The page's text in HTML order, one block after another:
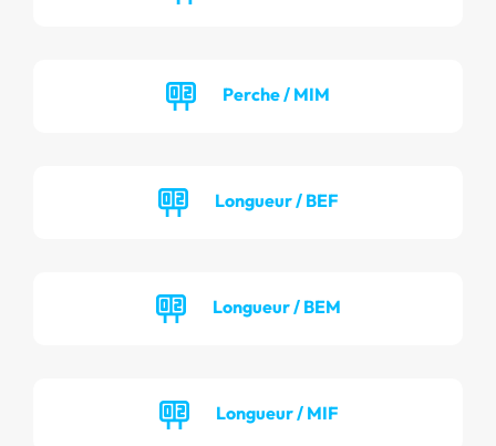
Perche / MIM
Longueur / BEF
Longueur / BEM
Longueur / MIF